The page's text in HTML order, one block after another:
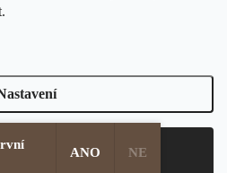
s.r.o.
ANO NE